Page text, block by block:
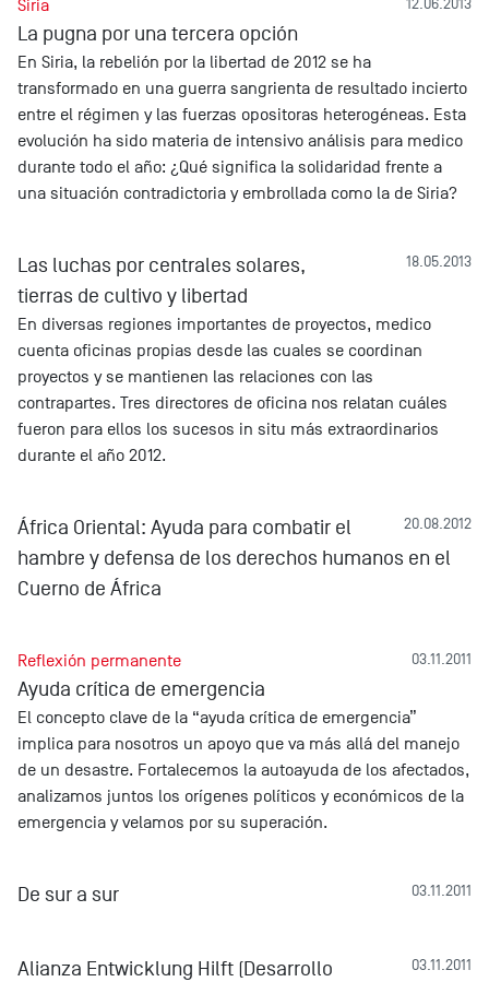
12.06.2013
Siria
La pugna por una tercera opción
En Siria, la rebelión por la libertad de 2012 se ha
transformado en una guerra sangrienta de resultado incierto
entre el régimen y las fuerzas opositoras heterogéneas. Esta
evolución ha sido materia de intensivo análisis para medico
durante todo el año: ¿Qué significa la solidaridad frente a
una situación contradictoria y embrollada como la de Siria?
18.05.2013
Las luchas por centrales solares,
tierras de cultivo y libertad
En diversas regiones importantes de proyectos, medico
cuenta oficinas propias desde las cuales se coordinan
proyectos y se mantienen las relaciones con las
contrapartes. Tres directores de oficina nos relatan cuáles
fueron para ellos los sucesos in situ más extraordinarios
durante el año 2012.
20.08.2012
África Oriental: Ayuda para combatir el
hambre y defensa de los derechos humanos en el
Cuerno de África
03.11.2011
Reflexión permanente
Ayuda crítica de emergencia
El concepto clave de la “ayuda crítica de emergencia”
implica para nosotros un apoyo que va más allá del manejo
de un desastre. Fortalecemos la autoayuda de los afectados,
analizamos juntos los orígenes políticos y económicos de la
emergencia y velamos por su superación.
03.11.2011
De sur a sur
03.11.2011
Alianza Entwicklung Hilft (Desarrollo